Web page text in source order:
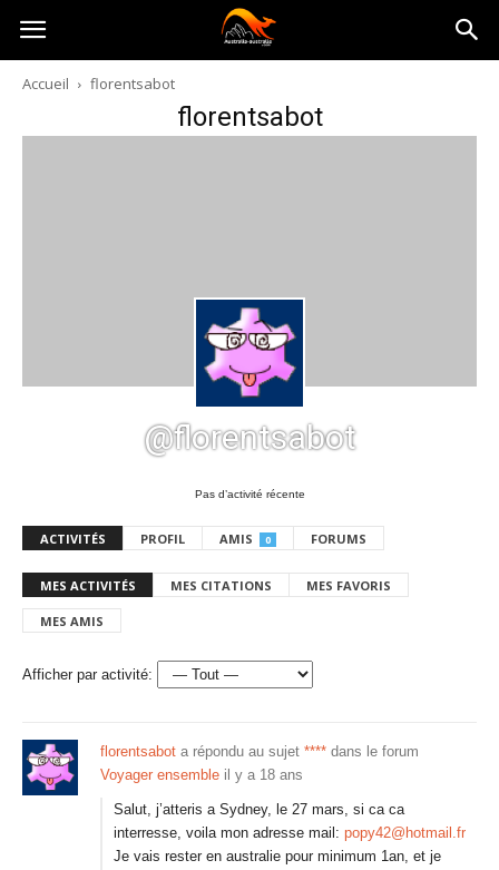
Australia-
australie.com
Accueil florentsabot
florentsabot
@florentsabot
Pas d’activité récente
ACTIVITÉS PROFIL AMIS 0 FORUMS
MES ACTIVITÉS MES CITATIONS MES FAVORIS
MES AMIS
Afficher par activité:
florentsabot a répondu au sujet **** dans le forum
Voyager ensemble il y a 18 ans
Salut, j’atteris a Sydney, le 27 mars, si ca ca
interresse, voila mon adresse mail: popy42@hotmail.fr
Je vais rester en australie pour minimum 1an, et je